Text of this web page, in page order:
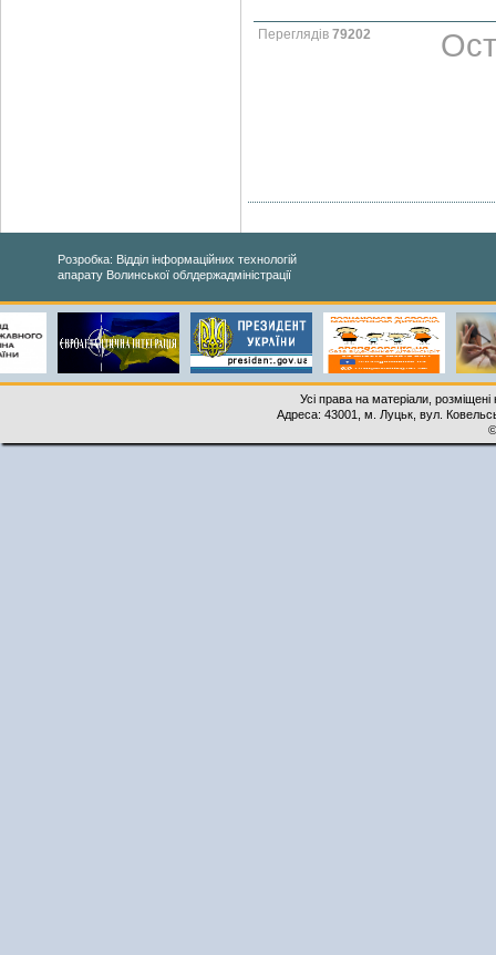
Переглядів 79202
Розробка: Відділ інформаційних технологій
апарату Волинської облдержадміністрації
Усі права на матеріали,
Адреса: 43001, м. Луцьк, вул.